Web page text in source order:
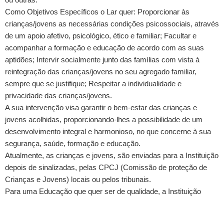
Como Objetivos Específicos o Lar quer: Proporcionar às
crianças/jovens as necessárias condições psicossociais, através
de um apoio afetivo, psicológico, ético e familiar; Facultar e
acompanhar a formação e educação de acordo com as suas
aptidões; Intervir socialmente junto das famílias com vista à
reintegração das crianças/jovens no seu agregado familiar,
sempre que se justifique; Respeitar a individualidade e
privacidade das crianças/jovens.
A sua intervenção visa garantir o bem-estar das crianças e
jovens acolhidas, proporcionando-lhes a possibilidade de um
desenvolvimento integral e harmonioso, no que concerne à sua
segurança, saúde, formação e educação.
Atualmente, as crianças e jovens, são enviadas para a Instituição
depois de sinalizadas, pelas CPCJ (Comissão de proteção de
Crianças e Jovens) locais ou pelos tribunais.
Para uma Educação que quer ser de qualidade, a Instituição